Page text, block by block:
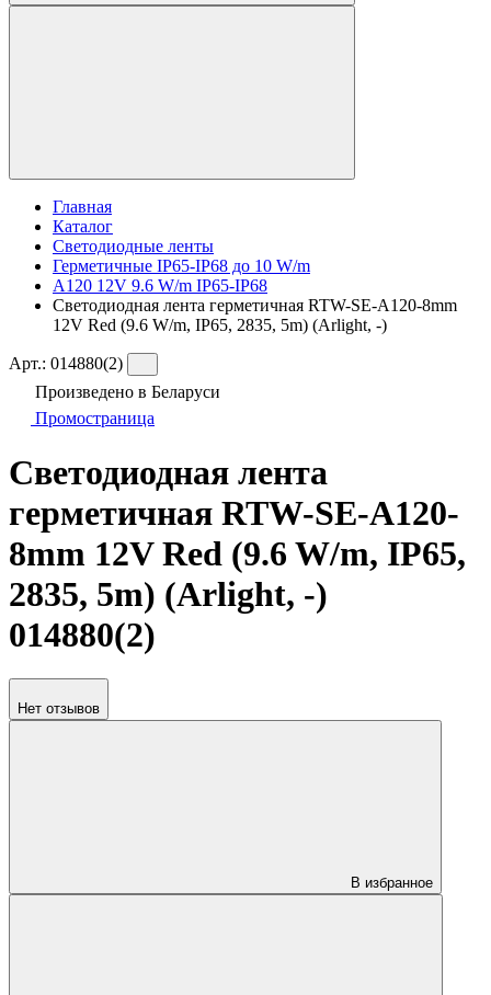
Главная
Каталог
Светодиодные ленты
Герметичные IP65-IP68 до 10 W/m
A120 12V 9.6 W/m IP65-IP68
Светодиодная лента герметичная RTW-SE-A120-8mm
12V Red (9.6 W/m, IP65, 2835, 5m) (Arlight, -)
Арт.: 014880(2)
Произведено в Беларуси
Промостраница
Светодиодная лента
герметичная RTW-SE-A120-
8mm 12V Red (9.6 W/m, IP65,
2835, 5m) (Arlight, -)
014880(2)
Нет отзывов
В избранное